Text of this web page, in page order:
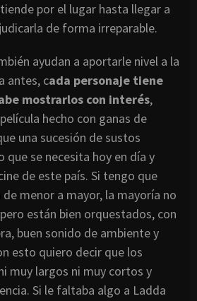
por el lugar hasta llegar a
de forma irreparable.
ayudan a aportarle nivel a la
antes, cada personaje tiene
mostrarlos con interés,
hecho con ganas de
una sucesión de sustos
que se necesita hoy en día y
de este país. Si tengo que
menor a mayor, la mayoría no
están bien orquestados, con
buen sonido de ambiente y
esto quiero decir que los
muy largos ni muy cortos y
Si le faltaba algo a Ladda